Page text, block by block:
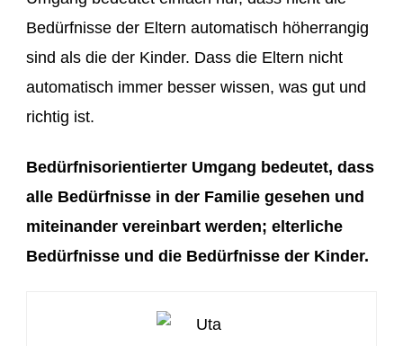
Bedürfnisse der Eltern automatisch höherrangig
sind als die der Kinder. Dass die Eltern nicht
automatisch immer besser wissen, was gut und
richtig ist.
Bedürfnisorientierter Umgang bedeutet, dass
alle Bedürfnisse in der Familie gesehen und
miteinander vereinbart werden; elterliche
Bedürfnisse und die Bedürfnisse der Kinder.